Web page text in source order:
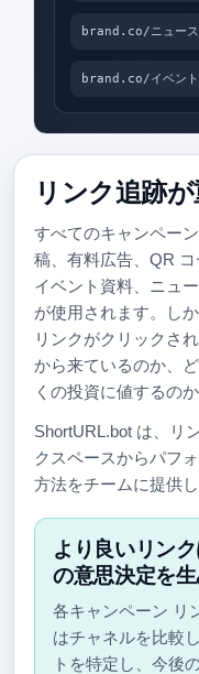
brand.co/ニュー
brand.co/イベン
リンク追跡
すべてのキャンペー
稿、有料広告、QR コ
イベント資料、ニュ
が使用されます。し
リンクがクリックさ
から来ているのか、
くの投資に値するの
ShortURL.bot は、リ
クスペースからパフ
方法をチームに提供し
より良いリン
の意思決定を
各キャンペーン リ
はチャネルを比較
トを特定し、今後